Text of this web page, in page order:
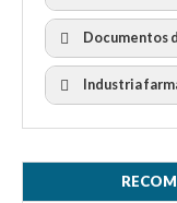
Documentos
Industria